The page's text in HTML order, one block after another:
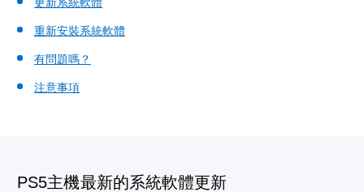
重新安裝系統軟體
有問題嗎？
注意事項
PS5主機最新的系統軟體更新